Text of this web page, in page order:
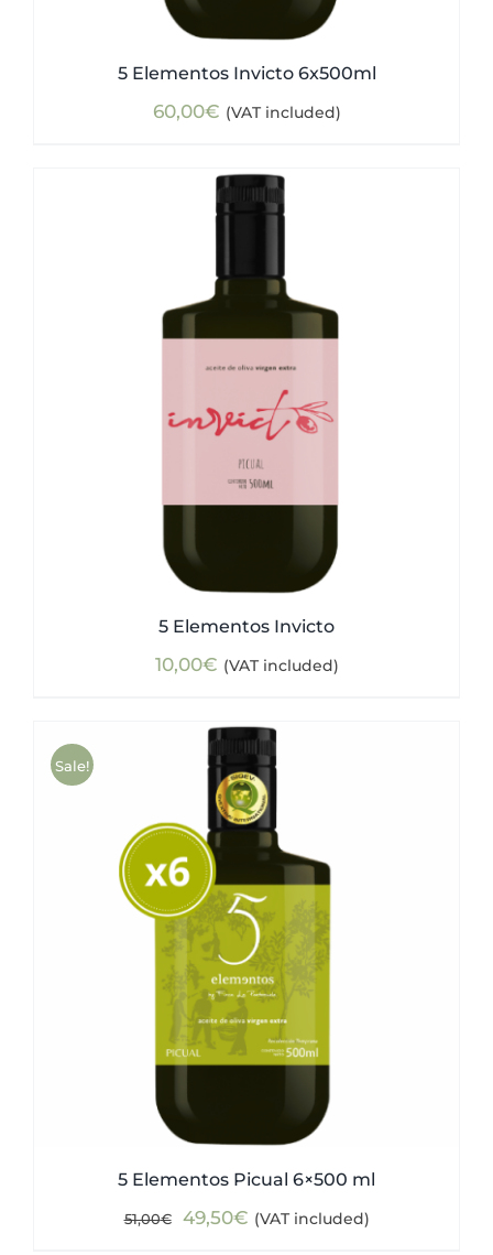
5 Elementos Invicto 6x500ml
60,00€ (VAT included)
5 Elementos Invicto
10,00€ (VAT included)
Sale!
5 Elementos Picual 6×500 ml
51,00€
Original
49,50€Current
(VAT included)